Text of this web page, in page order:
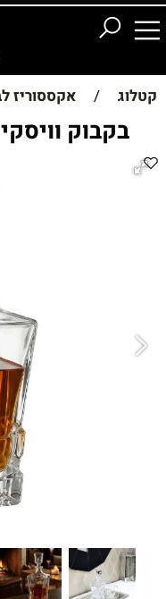
קטלוג / אקססוריז
בקבוק וויסקי